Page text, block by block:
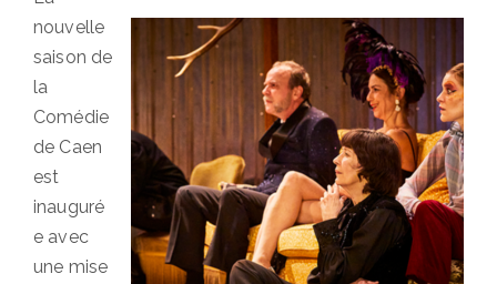
nouvelle
saison de
la
Comédie
de Caen
est
inauguré
e avec
une mise